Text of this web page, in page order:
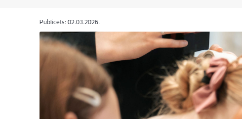
Publicēts: 02.03.2026.